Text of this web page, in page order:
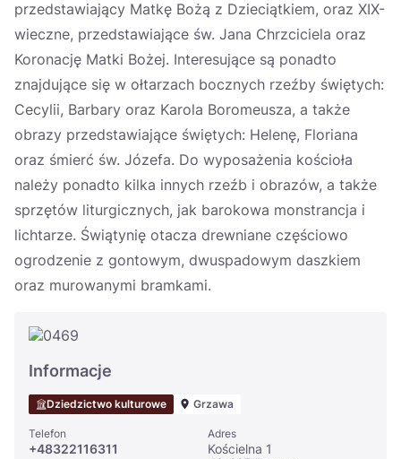
przedstawiający Matkę Bożą z Dzieciątkiem, oraz XIX-
wieczne, przedstawiające św. Jana Chrzciciela oraz
Koronację Matki Bożej. Interesujące są ponadto
znajdujące się w ołtarzach bocznych rzeźby świętych:
Cecylii, Barbary oraz Karola Boromeusza, a także
obrazy przedstawiające świętych: Helenę, Floriana
oraz śmierć św. Józefa. Do wyposażenia kościoła
należy ponadto kilka innych rzeźb i obrazów, a także
sprzętów liturgicznych, jak barokowa monstrancja i
lichtarze. Świątynię otacza drewniane częściowo
ogrodzenie z gontowym, dwuspadowym daszkiem
oraz murowanymi bramkami.
Informacje
Dziedzictwo kulturowe Grzawa
Telefon
+48322116311
Adres
Kościelna 1